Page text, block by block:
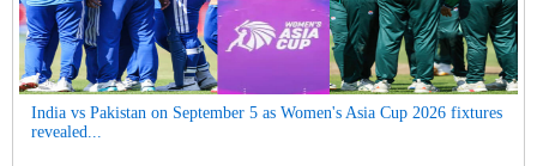
India vs Pakistan on September 5 as Women's Asia Cup 2026 fixtures
revealed...